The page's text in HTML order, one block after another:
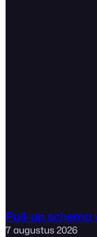
Pull-up schema
7 augustus 2026